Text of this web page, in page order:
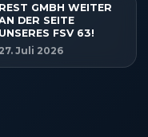
REST GMBH WEITER
DER SEITE
UNSERES FSV 63!
27. Juli 2026